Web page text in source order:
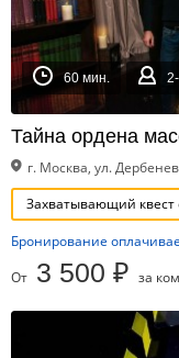
60 мин.
Тайна ордена
г. Москва, ул.
Захватывающий квест
Бронирование
От 3 500 ₽ за